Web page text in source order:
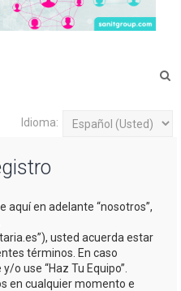
Idioma:
aquí en adelante “nosotros”,
usted acuerda estar
términos. En caso
o use “Haz Tu Equipo”.
en cualquier momento e